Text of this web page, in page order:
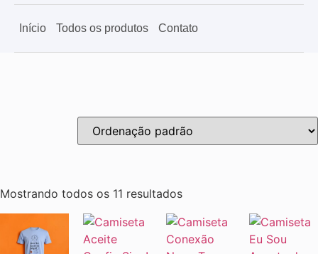
Início Todos os produtos Contato
Mostrando todos os 11 resultados